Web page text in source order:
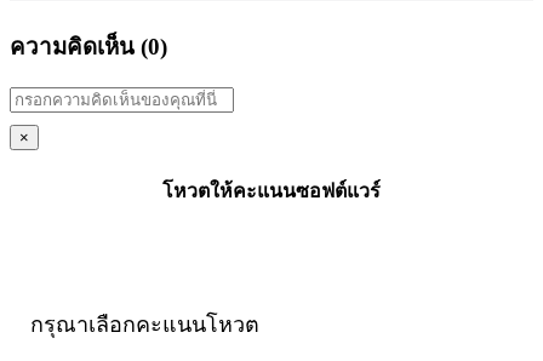
ความคิดเห็น (0)
×
โหวตให้คะแนนซอฟต์แวร์
กรุณาเลือกคะแนนโหวต